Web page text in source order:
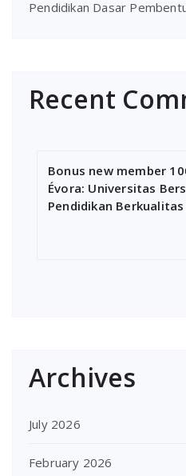
Pendidikan Dasar
Recent
Bonus new member
Évora: Universitas
Pendidikan
Archives
July 2026
February 2026